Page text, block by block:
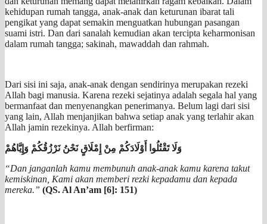
kehidupan rumah tangga, anak-anak dan keturunan ibarat tali
pengikat yang dapat semakin menguatkan hubungan pasangan
suami istri. Dan dari sanalah kemudian akan tercipta keharmonisan
dalam rumah tangga; sakinah, mawaddah dan rahmah.
Dari sisi ini saja, anak-anak dengan sendirinya merupakan rezeki
Allah bagi manusia. Karena rezeki sejatinya adalah segala hal yang
bermanfaat dan menyenangkan penerimanya. Belum lagi dari sisi
yang lain, Allah menjanjikan bahwa setiap anak yang terlahir akan
Allah jamin rezekinya. Allah berfirman:
وَلَا تَقْتُلُوا أَوْلَادَكُمْ مِنْ إِمْلَاقٍ نَحْنُ نَرْزُقُكُمْ وَإِيَّاهُمْ
“Dan janganlah kamu membunuh anak-anak kamu karena takut
kemiskinan, Kami akan memberi rezki kepadamu dan kepada
mereka.” (QS. Al An’am [6]: 151)